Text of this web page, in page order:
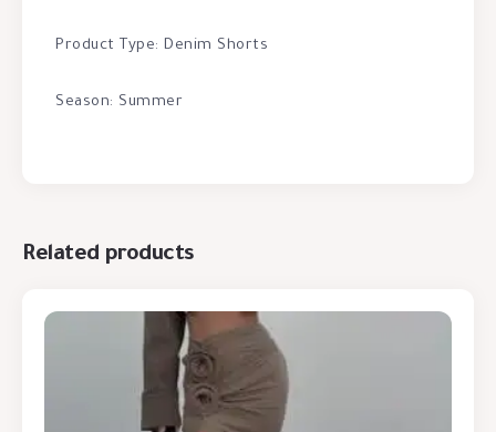
Product Type: Denim Shorts
Season: Summer
Related products